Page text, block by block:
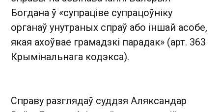
Богдана ў «супраціве супрацоўніку
органаў унутраных спраў або іншай асобе,
якая ахоўвае грамадзкі парадак» (арт. 363
Крымінальнага кодэкса).
Справу разглядаў суддзя Аляксандар